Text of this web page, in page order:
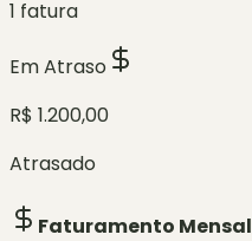
1 fatura
Em Atraso
R$ 1.200,00
Atrasado
Faturamento Mensal